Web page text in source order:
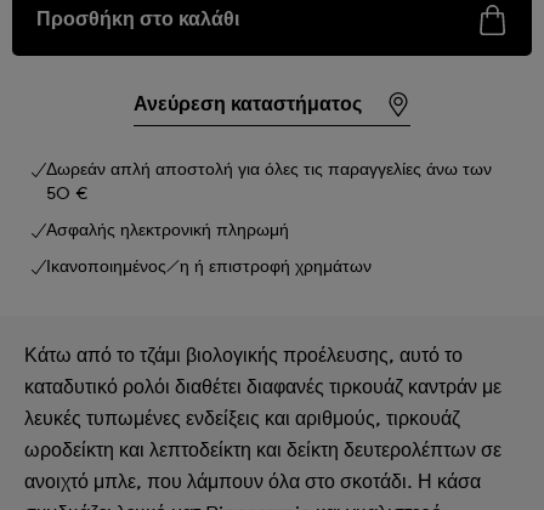
Προσθήκη στο καλάθι
Ανεύρεση καταστήματος
Δωρεάν απλή αποστολή για όλες τις παραγγελίες άνω των
50 €
Ασφαλής ηλεκτρονική πληρωμή
Ικανοποιημένος/η ή επιστροφή χρημάτων
Κάτω από το τζάμι βιολογικής προέλευσης, αυτό το
καταδυτικό ρολόι διαθέτει διαφανές τιρκουάζ καντράν με
λευκές τυπωμένες ενδείξεις και αριθμούς, τιρκουάζ
ωροδείκτη και λεπτοδείκτη και δείκτη δευτερολέπτων σε
ανοιχτό μπλε, που λάμπουν όλα στο σκοτάδι. Η κάσα